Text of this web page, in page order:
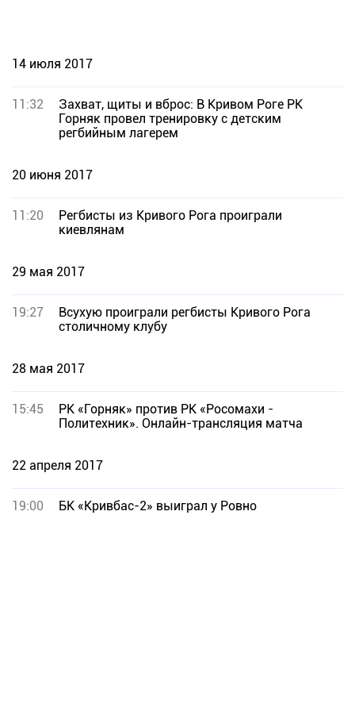
14 июля 2017
11:32
Захват, щиты и вброс: В Кривом Роге РК
Горняк провел тренировку с детским
регбийным лагерем
20 июня 2017
11:20
Регбисты из Кривого Рога проиграли
киевлянам
29 мая 2017
19:27
Всухую проиграли регбисты Кривого Рога
столичному клубу
28 мая 2017
15:45
РК «Горняк» против РК «Росомахи -
Политехник». Онлайн-трансляция матча
22 апреля 2017
19:00 БК «Кривбас-2» выиграл у Ровно